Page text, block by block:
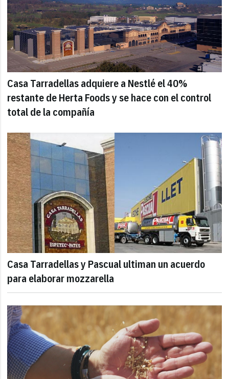
Casa Tarradellas adquiere a Nestlé el 40%
restante de Herta Foods y se hace con el control
total de la compañía
Casa Tarradellas y Pascual ultiman un acuerdo
para elaborar mozzarella